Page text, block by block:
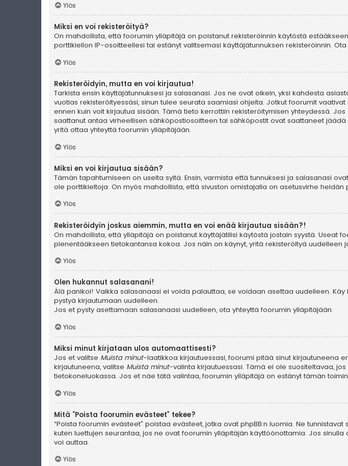
Ylös
Miksi en voi rekisteröityä?
On mahdollista, että foorumin ylläpitäjä on poistanut rekisteröinnin käytöstä
porttikiellon IP-osoitteellesi tai estänyt valitsemasi käyttäjätunnuksen rekisteröinnin.
Ylös
Rekisteröidyin, mutta en voi kirjautua!
Tarkista ensin käyttäjätunnuksesi ja salasanasi. Jos ne ovat oikein, yksi kahdesta
vuotias rekisteröityessäsi, sinun tulee seurata saamiasi ohjeita. Jotkut foorumit
ennen kuin voit kirjautua sisään. Tämä tieto kerrottiin rekisteröitymisen yhteydessä.
saattanut antaa virheellisen sähköpostiosoitteen tai sähköpostit ovat saattaneet
yritä ottaa yhteyttä foorumin ylläpitäjään.
Ylös
Miksi en voi kirjautua sisään?
Tämän tapahtumiseen on useita syitä. Ensin, varmista että tunnuksesi ja salasanasi
ole porttikieltoja. On myös mahdollista, että sivuston omistajalla on asetusvirhe
Ylös
Rekisteröidyin joskus aiemmin, mutta en voi enää kirjautua sisään?!
On mahdollista, että ylläpitäjä on poistanut käyttäjätilisi käytöstä jostain syystä. Useat
pienentääkseen tietokantansa kokoa. Jos näin on käynyt, yritä rekisteröityä uudelleen
Ylös
Olen hukannut salasanani!
Älä panikoi! Vaikka salasanaasi ei voida palauttaa, se voidaan asettaa uudelleen. Käy
pystyä kirjautumaan uudelleen.
Jos et pysty asettamaan salasanaasi uudelleen, ota yhteyttä foorumin ylläpitäjään.
Ylös
Miksi minut kirjataan ulos automaattisesti?
Jos et valitse Muista minut-laatikkoa kirjautuessasi, foorumi pitää sinut kirjautuneena
kirjautuneena, valitse Muista minut-valinta kirjautuessasi. Tämä ei ole suositeltavaa,
tietokoneluokassa. Jos et näe tätä valintaa, foorumin ylläpitäjä on estänyt tämän
Ylös
Mitä “Poista foorumin evästeet” tekee?
“Poista foorumin evästeet” poistaa evästeet, jotka ovat phpBB:n luomia. Ne
kuten luettujen seurantaa, jos ne ovat foorumin ylläpitäjän käyttöönottamia. Jos
voi auttaa.
Ylös